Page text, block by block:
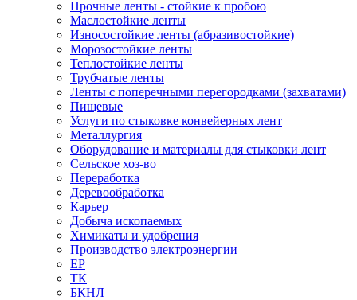
Прочные ленты - стойкие к пробою
Маслостойкие ленты
Износостойкие ленты (абразивостойкие)
Морозостойкие ленты
Теплостойкие ленты
Трубчатые ленты
Ленты с поперечными перегородками (захватами)
Пищевые
Услуги по стыковке конвейерных лент
Металлургия
Оборудование и материалы для стыковки лент
Сельское хоз-во
Переработка
Деревообработка
Карьер
Добыча ископаемых
Химикаты и удобрения
Производство электроэнергии
EP
ТК
БКНЛ